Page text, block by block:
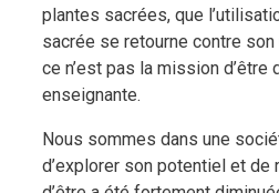
plantes sacrées, que
sacrée se retourne contre
ce n’est pas la mission d’être
enseignante.
Nous sommes dans une
d’explorer son potentiel et